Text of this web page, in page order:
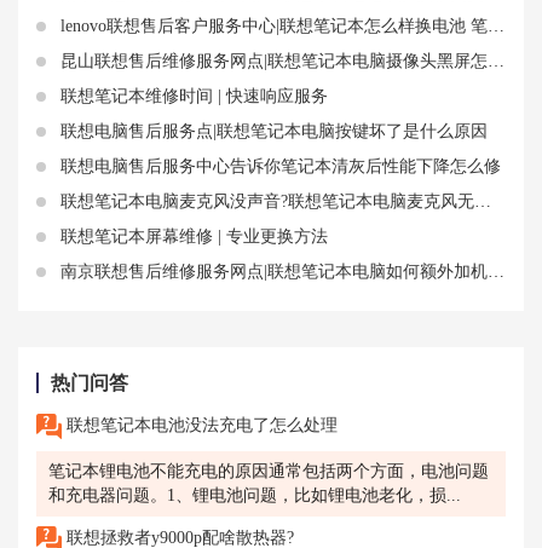
lenovo联想售后客户服务中心|联想笔记本怎么样换电池 笔记本电池更换步骤分享
昆山联想售后维修服务网点|联想笔记本电脑摄像头黑屏怎么办？教你几招简单有效的解决方法
联想笔记本维修时间 | 快速响应服务
联想电脑售后服务点|联想笔记本电脑按键坏了是什么原因
联想电脑售后服务中心告诉你笔记本清灰后性能下降怎么修
联想笔记本电脑麦克风没声音?联想笔记本电脑麦克风无声的原因和解决方法
联想笔记本屏幕维修 | 专业更换方法
南京联想售后维修服务网点|联想笔记本电脑如何额外加机械硬盘？教你一步步操作
热门问答
联想笔记本电池没法充电了怎么处理
笔记本锂电池不能充电的原因通常包括两个方面，电池问题
和充电器问题。1、锂电池问题，比如锂电池老化，损...
联想拯救者y9000p配啥散热器?